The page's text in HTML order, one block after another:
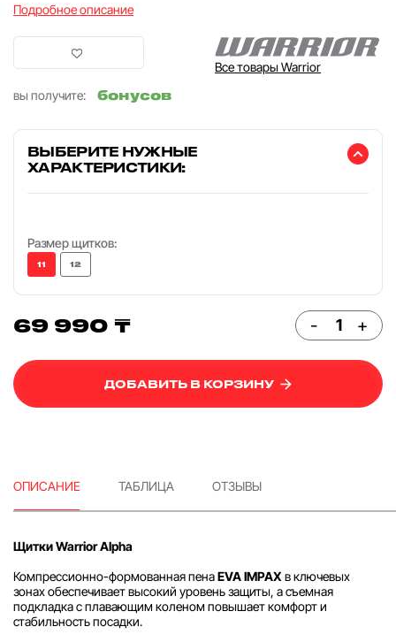
Подробное описание
Все товары Warrior
вы получите:
бонусов
ВЫБЕРИТЕ НУЖНЫЕ
ХАРАКТЕРИСТИКИ:
Размер щитков:
11 12
69 990 ₸ - +
ДОБАВИТЬ В КОРЗИНУ
ОПИСАНИЕ ТАБЛИЦА ОТЗЫВЫ
Щитки Warrior Alpha
Компрессионно-формованная пенаEVA IMPAX в ключевых
зонах обеспечивает высокий уровень защиты, а съемная
подкладка с плавающим коленом повышает комфорт и
стабильность посадки.